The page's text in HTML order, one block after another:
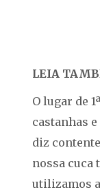
LEIA
O lugar de
castanhas
diz
nossa cuca
utilizamos a